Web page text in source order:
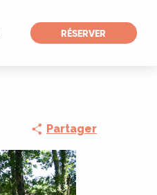
RÉSERVER
Partager